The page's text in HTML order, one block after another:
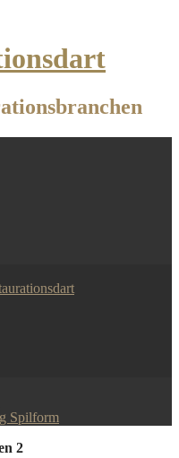
Spilform
2